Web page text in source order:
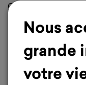
Nous
grande
votre
Commun.
Dans